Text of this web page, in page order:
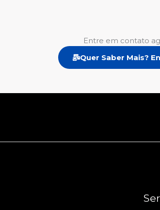
Entre em contato
Quer Saber Mais?